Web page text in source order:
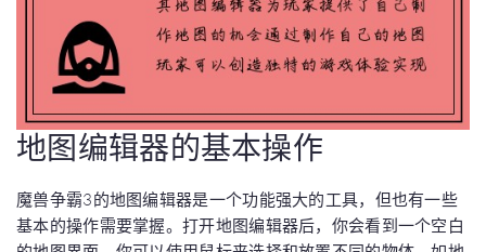
地图编辑器的基本操作
魔兽争霸3的地图编辑器是一个功能强大的工具，但也有一些
基本的操作需要掌握。打开地图编辑器后，你会看到一个空白